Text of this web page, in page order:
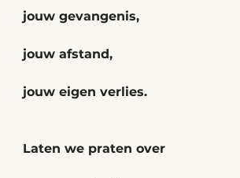
jouw gevangenis,
jouw afstand,
jouw eigen verlies.
Laten we praten over